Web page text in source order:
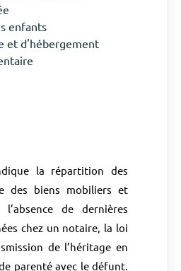
enfants
et d'hébergement
la répartition des
des biens mobiliers et
de dernières
chez un notaire, la loi
de l’héritage en
parenté avec le défunt.